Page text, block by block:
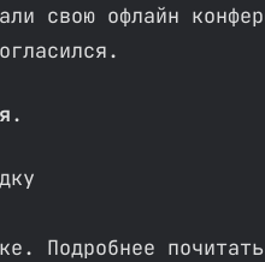
свою офлайн
.
Подробнее